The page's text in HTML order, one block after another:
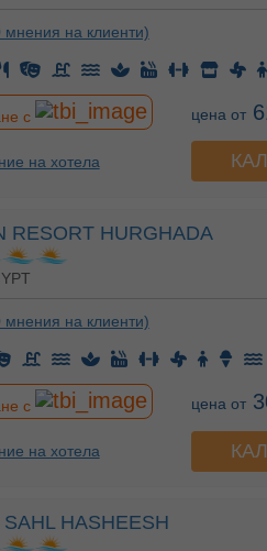
мнения на клиенти)
цена от
с
на хотела
RESORT HURGHADA
мнения на клиенти)
цена от
с
на хотела
HASHEESH